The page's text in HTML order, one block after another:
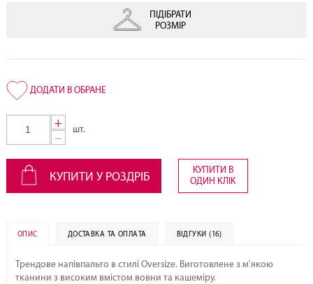
ПІДІБРАТИ
РОЗМІР
+
−
шт.
КУПИТИ У РОЗДРІБ
КУПИТИ В
ОДИН КЛІК
ОПИС ДОСТАВКА ТА ОПЛАТА ВІДГУКИ (16)
Трендове напівпальто в стилі Oversize. Виготовлене з м'якою
тканини з високим вмістом вовни та кашеміру.